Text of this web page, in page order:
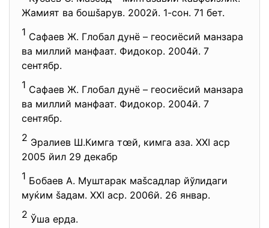
Жамият ва бошšарув. 2002й. 1-сон. 71 бет.
1 Сафаев Ж. Глобал дунё – геосиёсий манзара
ва миллий манфаат. Фидокор. 2004й. 7
сентябр.
1 Сафаев Ж. Глобал дунё – геосиёсий манзара
ва миллий манфаат. Фидокор. 2004й. 7
сентябр.
2 Эралиев Ш.Кимга тœй, кимга аза. XXI аср
2005 йил 29 декабр
1 Бобаев А. Муштарак маšсадлар йўлидаги
муќим šадам. XXI аср. 2006й. 26 январ.
2 Ўша ерда.